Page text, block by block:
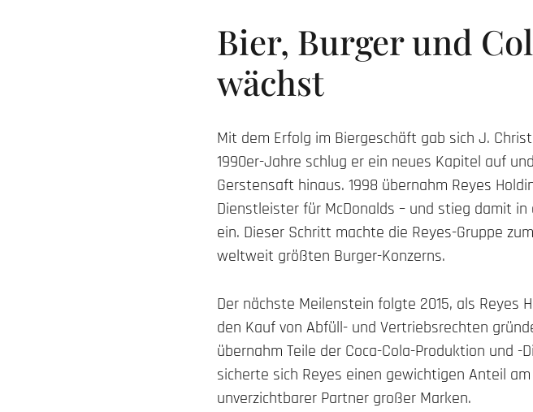
Bier, Burger und
wächst
Mit dem Erfolg im Biergeschäft gab sich J.
1990er-Jahre schlug er ein neues Kapitel auf
Gerstensaft hinaus. 1998 übernahm Reyes
Dienstleister für McDonalds – und stieg damit
ein. Dieser Schritt machte die Reyes-Gruppe
weltweit größten Burger-Konzerns.
Der nächste Meilenstein folgte 2015, als Reyes
den Kauf von Abfüll- und Vertriebsrechten
übernahm Teile der Coca-Cola-Produktion und
sicherte sich Reyes einen gewichtigen Anteil
unverzichtbarer Partner großer Marken.